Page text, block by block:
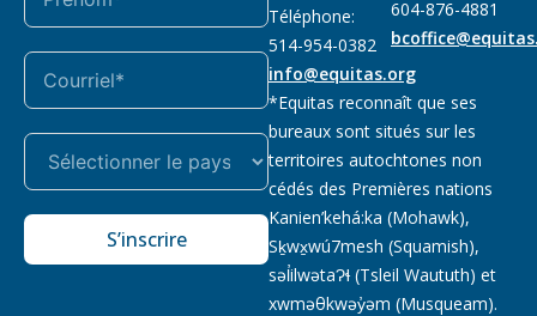
S’inscrire
Téléphone:
514-954-0382
info@equitas.org
604-876-4881
*Equitas reconnaît que ses
bureaux sont situés sur les
territoires autochtones non
cédés des Premières nations
Kanien’kehá:ka (Mohawk),
Sḵwx̱wú7mesh (Squamish),
səl̓ilwətaɁɬ (Tsleil Waututh) et
xwməθkwəy̓əm (Musqueam).